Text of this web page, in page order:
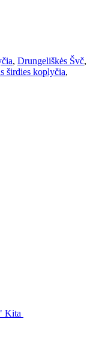
, Drungeliškės Švč,
širdies koplyčia,
Kita